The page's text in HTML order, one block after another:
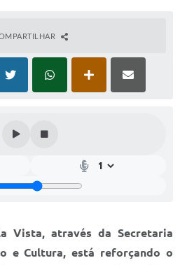
Vista, através da Secretaria
e Cultura, está reforçando o